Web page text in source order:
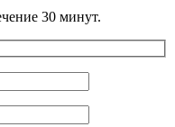
30 минут.